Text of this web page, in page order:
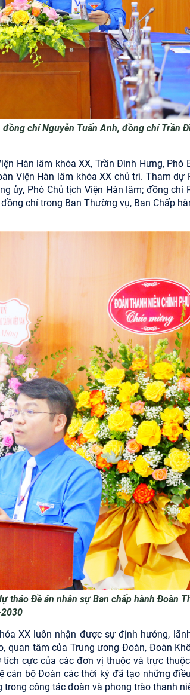
chí Nguyễn Tuấn Anh, đồng chí Trần
Hàn lâm khóa XX, Trần Đình Hưng, Phó
Viện Hàn lâm khóa XX chủ trì. Tham dự
ủy, Phó Chủ tịch Viện Hàn lâm; đồng chí
chí trong Ban Thường vụ, Ban Chấp
thảo Đề án nhân sự Ban chấp hành Đoàn
XX luôn nhận được sự định hướng,
quan tâm của Trung ương Đoàn, Đoàn
cực của các đơn vị thuộc và trực
cán bộ Đoàn các thời kỳ đã tạo những
công tác đoàn và phong trào thanh